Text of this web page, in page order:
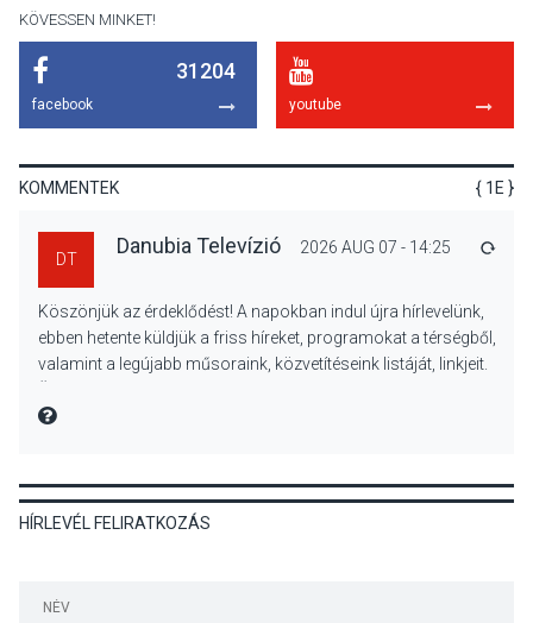
TERMÉSZETI KÖRNYEZET
Aktívan lehet kikapcsolódni
a Mozgás Éjszakáján
Pócsmegyer-Surányban
KULTÚRA 2026 AUG 08
Luce dell’amore – Ott Rezső
KÖVESSEN MINKET!
31204
facebook youtube
KOMMENTEK { 1E }
DT
Danubia Televízió 2026 AUG 07 - 14:25
Köszönjük az érdeklődést! A napokban indul újra hírlevelünk,
ebben hetente küldjük a friss híreket, programokat a térségből,
valamint a legújabb műsoraink, közvetítéseink listáját, linkjeit.
MIRE MONDTA
HÍRLEVÉL FELIRATKOZÁS